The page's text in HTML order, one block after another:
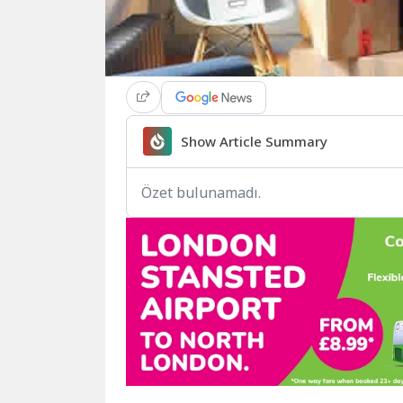
Show Article Summary
Özet bulunamadı.